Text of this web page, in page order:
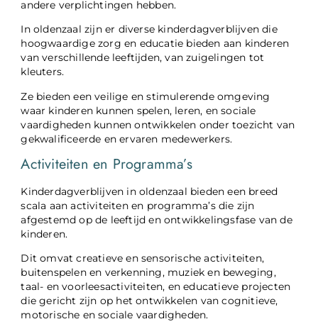
andere verplichtingen hebben.
In oldenzaal zijn er diverse kinderdagverblijven die
hoogwaardige zorg en educatie bieden aan kinderen
van verschillende leeftijden, van zuigelingen tot
kleuters.
Ze bieden een veilige en stimulerende omgeving
waar kinderen kunnen spelen, leren, en sociale
vaardigheden kunnen ontwikkelen onder toezicht van
gekwalificeerde en ervaren medewerkers.
Activiteiten en Programma’s
Kinderdagverblijven in oldenzaal bieden een breed
scala aan activiteiten en programma’s die zijn
afgestemd op de leeftijd en ontwikkelingsfase van de
kinderen.
Dit omvat creatieve en sensorische activiteiten,
buitenspelen en verkenning, muziek en beweging,
taal- en voorleesactiviteiten, en educatieve projecten
die gericht zijn op het ontwikkelen van cognitieve,
motorische en sociale vaardigheden.